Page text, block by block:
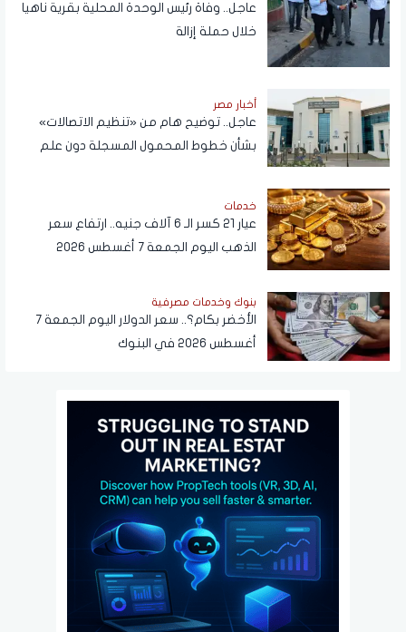
عاجل.. وفاة رئيس الوحدة المحلية بقرية ناهيا
خلال حملة إزالة
أخبار مصر
عاجل.. توضيح هام من «تنظيم الاتصالات»
بشأن خطوط المحمول المسجلة دون علم
خدمات
عيار 21 كسر الـ 6 آلاف جنيه.. ارتفاع سعر
الذهب اليوم الجمعة 7 أغسطس 2026
بنوك وخدمات مصرفية
الأخضر بكام؟.. سعر الدولار اليوم الجمعة 7
أغسطس 2026 في البنوك